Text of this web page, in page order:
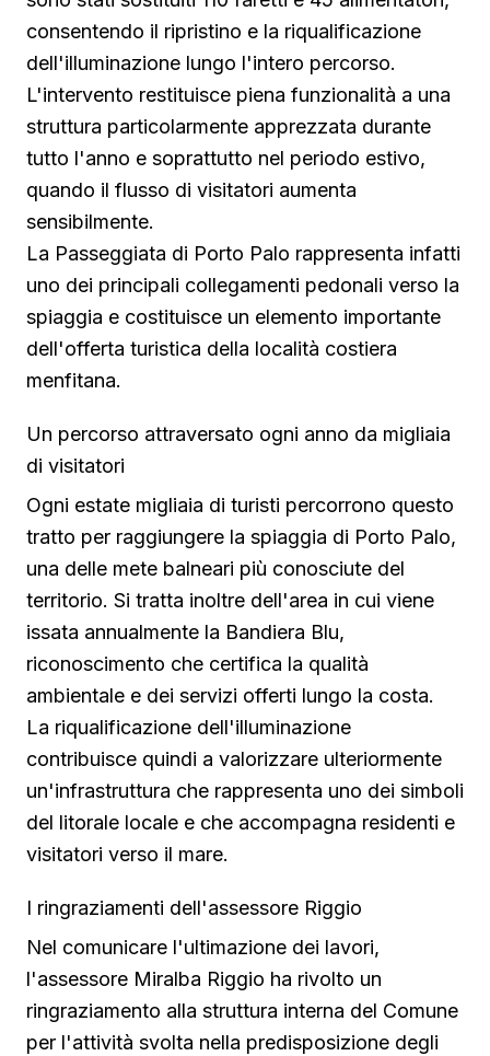
consentendo il ripristino e la riqualificazione
dell'illuminazione lungo l'intero percorso.
L'intervento restituisce piena funzionalità a una
struttura particolarmente apprezzata durante
tutto l'anno e soprattutto nel periodo estivo,
quando il flusso di visitatori aumenta
sensibilmente.
La Passeggiata di Porto Palo rappresenta infatti
uno dei principali collegamenti pedonali verso la
spiaggia e costituisce un elemento importante
dell'offerta turistica della località costiera
menfitana.
Un percorso attraversato ogni anno da migliaia
di visitatori
Ogni estate migliaia di turisti percorrono questo
tratto per raggiungere la spiaggia di Porto Palo,
una delle mete balneari più conosciute del
territorio. Si tratta inoltre dell'area in cui viene
issata annualmente la Bandiera Blu,
riconoscimento che certifica la qualità
ambientale e dei servizi offerti lungo la costa.
La riqualificazione dell'illuminazione
contribuisce quindi a valorizzare ulteriormente
un'infrastruttura che rappresenta uno dei simboli
del litorale locale e che accompagna residenti e
visitatori verso il mare.
I ringraziamenti dell'assessore Riggio
Nel comunicare l'ultimazione dei lavori,
l'assessore Miralba Riggio ha rivolto un
ringraziamento alla struttura interna del Comune
per l'attività svolta nella predisposizione degli